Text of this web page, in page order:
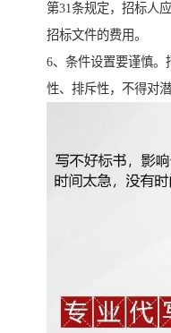
第31条规定，招标人
招标文件的费用。
6、条件设置要谨慎。
性、排斥性，不得对